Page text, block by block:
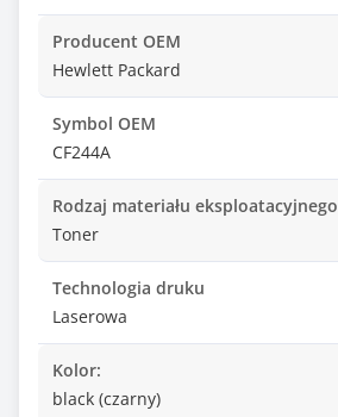
Producent OEM
Hewlett Packard
Symbol OEM
CF244A
Rodzaj materiału eksploatacyjnego
Toner
Technologia druku
Laserowa
Kolor:
black (czarny)